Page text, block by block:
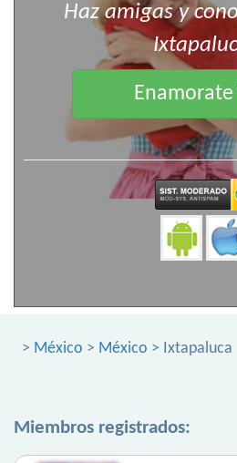
Haz amigas y
Enamorate
> México > México > Ixtapaluca
Miembros registrados: